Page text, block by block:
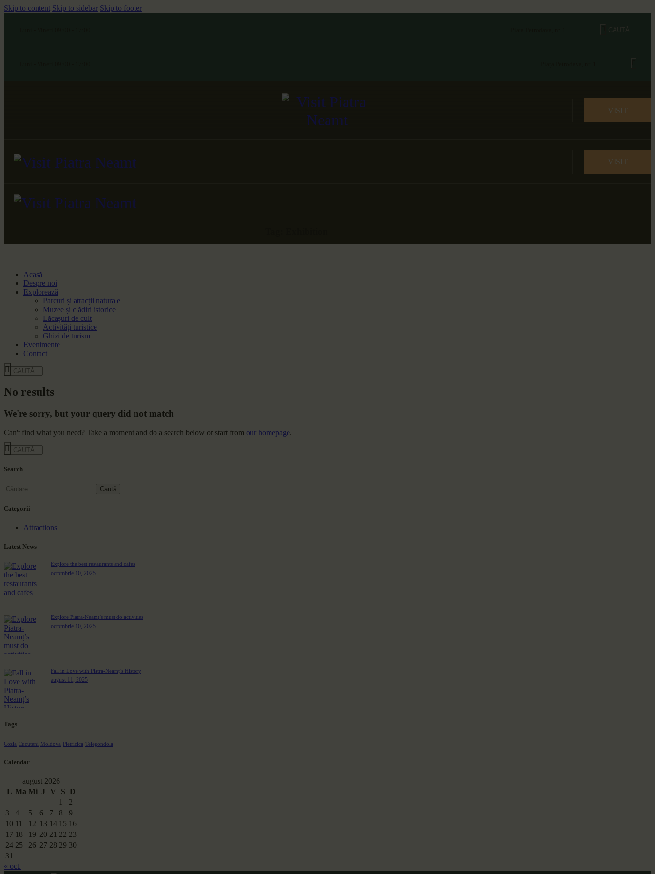
Skip to content Skip to sidebar Skip to footer
VISIT
VISIT
Acasă
Despre noi
Explorează
Parcuri și atracții naturale
Muzee și clădiri istorice
Lăcașuri de cult
Activități turistice
Ghizi de turism
Evenimente
Contact
No results
We're sorry, but your query did not match
Can't find what you need? Take a moment and do a search below or start from our homepage.
Search
Categorii
Attractions
Latest News
Explore the best restaurants and cafes
octombrie 10, 2025
Explore Piatra-Neamț’s must do activities
octombrie 10, 2025
Fall in Love with Piatra-Neamț’s History
august 11, 2025
Tags
Cozla Cucuteni Moldova Pietricica Telegondola
Calendar
august 2026
L Ma Mi J V S
D
1
2
3
4 5 6 7 8
9
10 11 12 13 14 15 16
17 18 19 20 21 22 23
24 25 26 27 28 29 30
31
« oct.